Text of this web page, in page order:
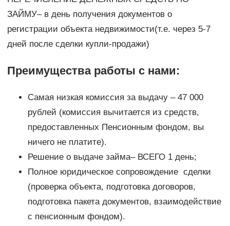
ЗАЙМУ– в день получения документов о
регистрации объекта недвижимости(т.е. через 5-7
дней после сделки купли-продажи)
Преимущества работы с нами:
Самая низкая комиссия за выдачу – 47 000
рублей (комиссия вычитается из средств,
предоставленных Пенсионным фондом, вы
ничего не платите).
Решение о выдаче займа– ВСЕГО 1 день;
Полное юридическое сопровождение сделки
(проверка объекта, подготовка договоров,
подготовка пакета документов, взаимодействие
с пенсионным фондом).